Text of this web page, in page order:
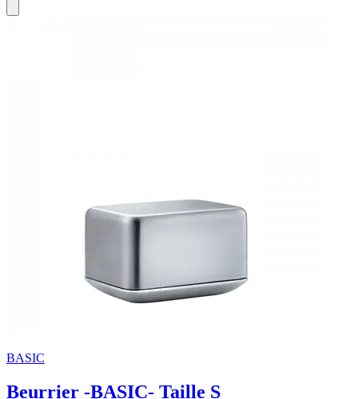
BASIC
Beurrier -BASIC- Taille S